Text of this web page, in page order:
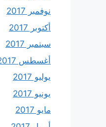
نوفمبر 2017
أكتوبر 2017
سبتمبر 2017
أغسطس 2017
يوليو 2017
يونيو 2017
مايو 2017